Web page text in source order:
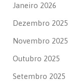
Janeiro 2026
Dezembro 2025
Novembro 2025
Outubro 2025
Setembro 2025